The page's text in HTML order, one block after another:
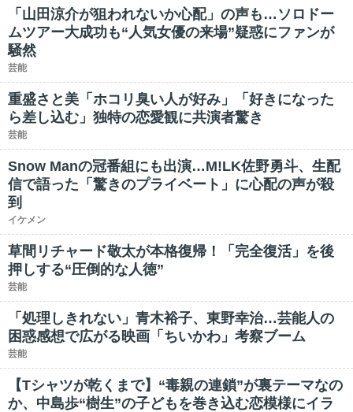
「山田涼介が狙われないか心配」の声も…ソロドー
ムツアー大成功も“人気女優の来場”疑惑にファンが
騒然
芸能
重盛さと美「ホコリ臭い人が好み」「好きになった
ら差し込む」独特の恋愛観に共演者驚き
芸能
Snow Manの冠番組にも出演…M!LK佐野勇斗、生配
信で語った「驚きのプライベート」に心配の声が殺
到
イケメン
草間リチャード敬太が本格復帰！「完全復活」を後
押しする“圧倒的な人徳”
芸能
「処理しきれない」青木裕子、東野幸治…芸能人の
困惑感想で広がる映画「ちいかわ」考察ブーム
芸能
【Tシャツが乾くまで】“毒親の連鎖”が裏テーマなの
か、中島歩“樹生”の子どもを巻き込む恋模様にイラ